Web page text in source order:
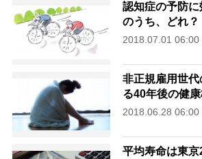
認知症の予防
のうち、どれ？
2018.07.01 06:00
非正規雇用世
る40年後の健
2018.06.28 06:00
平均寿命は東